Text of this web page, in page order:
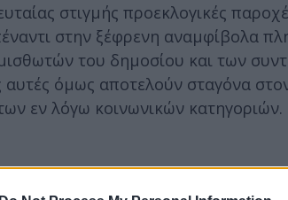
στιγμής προεκλογικές
στην ξέφρενη αναμφίβολα
του δημοσίου και των
όμως αποτελούν σταγόνα
εν λόγω κοινωνικών κατηγοριών.